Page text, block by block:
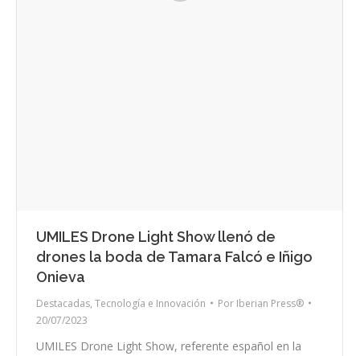
UMILES Drone Light Show llenó de
drones la boda de Tamara Falcó e Iñigo
Onieva
Destacadas, Tecnología e Innovación Por Iberian Press®
20/07/2023
UMILES Drone Light Show, referente español en la